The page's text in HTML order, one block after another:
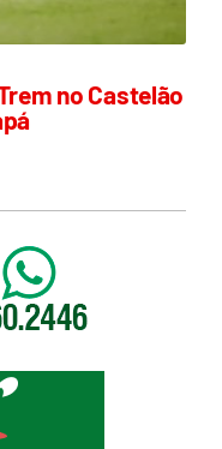
no Castelão